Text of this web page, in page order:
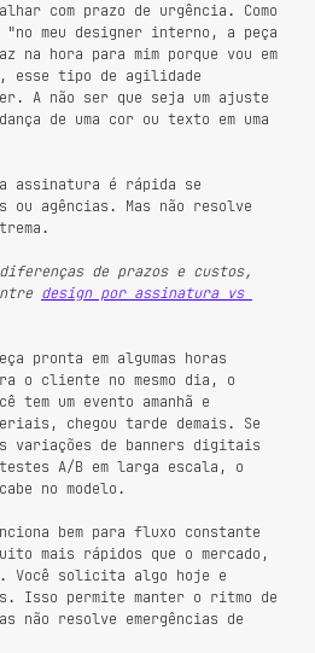
com prazo de urgência. Como
meu designer interno, a peça
na hora para mim porque vou em
esse tipo de agilidade
A não ser que seja um ajuste
de uma cor ou texto em uma
assinatura é rápida se
ou agências. Mas não resolve
de prazos e custos,
design por assinatura vs
pronta em algumas horas
o cliente no mesmo dia, o
tem um evento amanhã e
chegou tarde demais. Se
variações de banners digitais
A/B em larga escala, o
no modelo.
bem para fluxo constante
mais rápidos que o mercado,
Você solicita algo hoje e
Isso permite manter o ritmo de
não resolve emergências de